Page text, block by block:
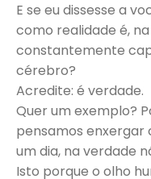
E se eu dissesse a
como realidade é,
constantemente
cérebro?
Acredite: é verdade.
Quer um exemplo?
pensamos enxergar
um dia, na verdade
Isto porque o olho